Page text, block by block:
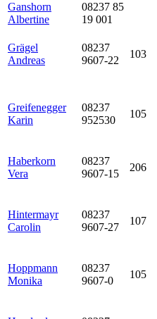
Ganshorn
Albertine
08237 85
19 001
Grägel
Andreas
08237
9607-22
103
Greifenegger
Karin
08237
952530
105
Haberkorn
Vera
08237
9607-15
206
Hintermayr
Carolin
08237
9607-27
107
Hoppmann
Monika
08237
9607-0
105